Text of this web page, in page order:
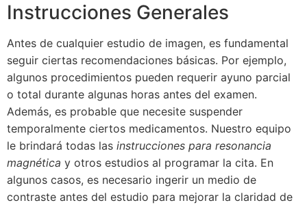
Instrucciones Generales
Antes de cualquier estudio de imagen, es fundamental
seguir ciertas recomendaciones básicas. Por ejemplo,
algunos procedimientos pueden requerir ayuno parcial
o total durante algunas horas antes del examen.
Además, es probable que necesite suspender
temporalmente ciertos medicamentos. Nuestro equipo
le brindará todas las instrucciones para resonancia
magnética y otros estudios al programar la cita. En
algunos casos, es necesario ingerir un medio de
contraste antes del estudio para mejorar la claridad de